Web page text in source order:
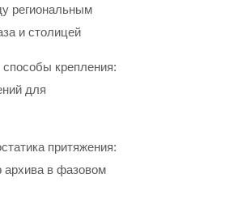
региональным
и столицей
крепления:
для
притяжения:
архива в фазовом